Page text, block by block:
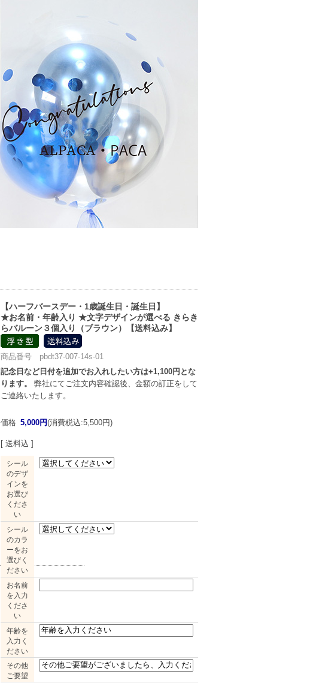
【ハーフバースデー・1歳誕生日・誕生日】
★お名前・年齢入り ★文字デザインが選べる きらき
らバルーン３個入り（ブラウン）【送料込み】
商品番号 pbdt37-007-14s-01
記念日など日付を追加でお入れしたい方は+1,100円とな
ります。
弊社にてご注文内容確認後、金額の訂正をして
ご連絡いたします。
価格 5,000円(消費税込:5,500円)
[ 送料込 ]
シール
のデザ
インを
お選び
くださ
い
シール
のカラ
ーをお
選びく
ださい
お名前
を入力
くださ
い
年齢を
入力く
ださい
その他
ご要望